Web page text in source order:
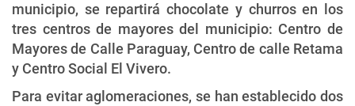
municipio, se repartirá chocolate y churros en los
tres centros de mayores del municipio: Centro de
Mayores de Calle Paraguay, Centro de calle Retama
y Centro Social El Vivero.
Para evitar aglomeraciones, se han establecido dos